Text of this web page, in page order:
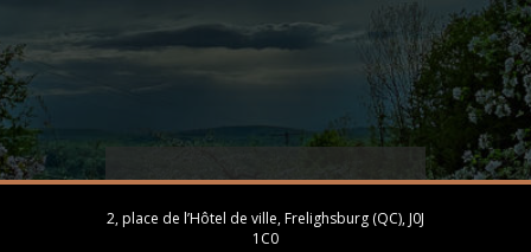
2, place de l’Hôtel de ville, Frelighsburg (QC), J0J
1C0